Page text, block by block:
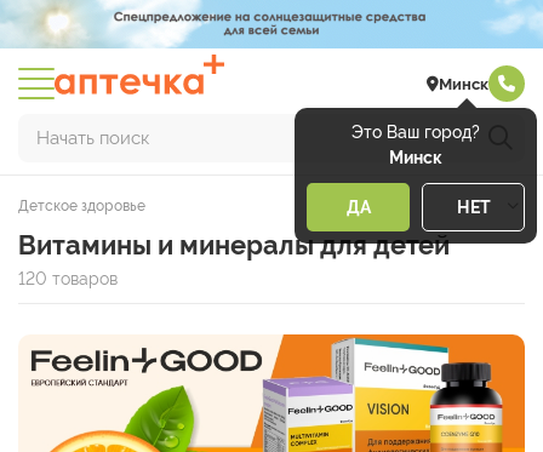
Минск
Это Ваш город?
Минск
ДА НЕТ
Начать поиск
Детское здоровье
Витамины и минералы для детей
120 товаров